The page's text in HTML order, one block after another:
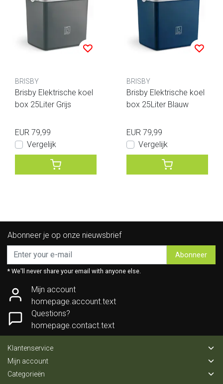
BRISBY
Brisby Elektrische koel
box 25Liter Grijs
EUR 79,99
Vergelijk
BRISBY
Brisby Elektrische koel
box 25Liter Blauw
EUR 79,99
Vergelijk
Abonneer je op onze nieuwsbrief
Abonneer
* We'll never share your email with anyone else.
Mijn account
homepage.account.text
Questions?
homepage.contact.text
Klantenservice
Mijn account
Categorieën